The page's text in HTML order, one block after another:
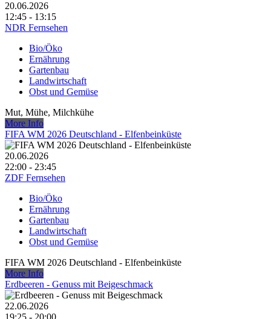
20.06.2026
12:45 - 13:15
NDR Fernsehen
Bio/Öko
Ernährung
Gartenbau
Landwirtschaft
Obst und Gemüse
Mut, Mühe, Milchkühe
More Info
FIFA WM 2026 Deutschland - Elfenbeinküste
20.06.2026
22:00 - 23:45
ZDF Fernsehen
Bio/Öko
Ernährung
Gartenbau
Landwirtschaft
Obst und Gemüse
FIFA WM 2026 Deutschland - Elfenbeinküste
More Info
Erdbeeren - Genuss mit Beigeschmack
22.06.2026